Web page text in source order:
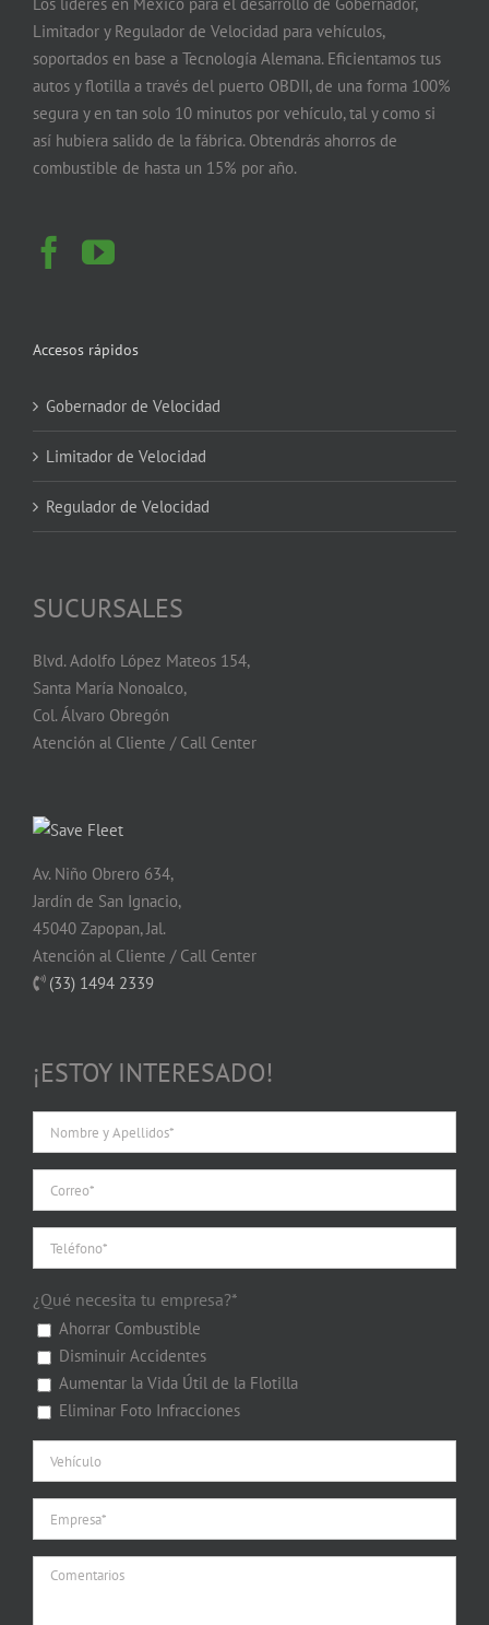
Los líderes en México para el desarrollo de Gobernador,
Limitador y Regulador de Velocidad para vehículos,
soportados en base a Tecnología Alemana. Eficientamos tus
autos y flotilla a través del puerto OBDII, de una forma 100%
segura y en tan solo 10 minutos por vehículo, tal y como si
así hubiera salido de la fábrica. Obtendrás ahorros de
combustible de hasta un 15% por año.
Accesos rápidos
Gobernador de Velocidad
Limitador de Velocidad
Regulador de Velocidad
SUCURSALES
Blvd. Adolfo López Mateos 154,
Santa María Nonoalco,
Col. Álvaro Obregón
Atención al Cliente / Call Center
Av. Niño Obrero 634,
Jardín de San Ignacio,
45040 Zapopan, Jal.
Atención al Cliente / Call Center
(33) 1494 2339
¡ESTOY INTERESADO!
¿Qué necesita tu empresa?*
Ahorrar Combustible
Disminuir Accidentes
Aumentar la Vida Útil de la Flotilla
Eliminar Foto Infracciones